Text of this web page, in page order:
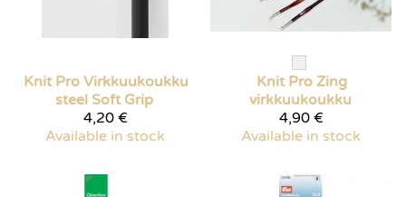
Knit Pro Virkkuukoukku
steel Soft Grip
4,20 €
Available in stock
Knit Pro Zing
virkkuukoukku
4,90 €
Available in stock